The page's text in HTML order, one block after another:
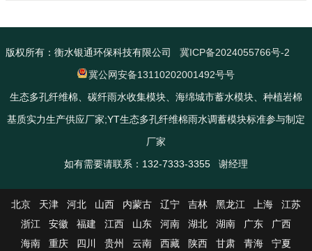
版权所有：衡水银通环保科技有限公司
冀ICP备2024055766号-2
冀公网安备13110202001492号号
生态多孔纤维棉、碳纤雨水收集模块、海绵城市蓄水模块、种植岩棉
基质实力生产供应厂家;YT生态多孔纤维棉雨水调蓄模块标准参与制定
厂家
如有需要请联系：132-7333-3355 谢经理
北京 天津 河北 山西 内蒙古 辽宁 吉林 黑龙江 上海
江苏
浙江
安徽 福建 江西 山东 河南 湖北 湖南 广东
广西
海南
重庆 四川 贵州 云南 西藏 陕西 甘肃 青海 宁夏